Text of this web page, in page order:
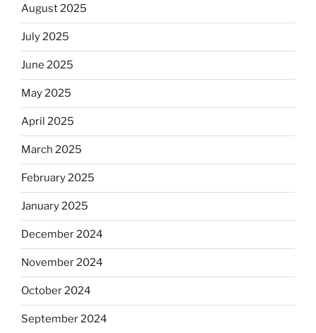
August 2025
July 2025
June 2025
May 2025
April 2025
March 2025
February 2025
January 2025
December 2024
November 2024
October 2024
September 2024